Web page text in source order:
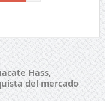
Hass,
del mercado